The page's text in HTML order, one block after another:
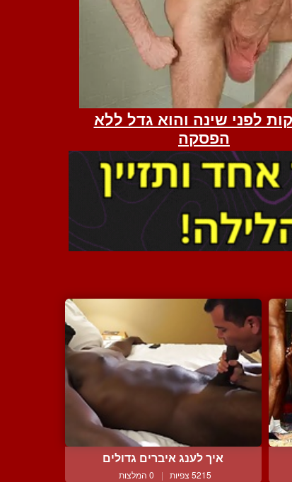
איך לענג איברים גדולים
5215 צפיות | 0 המלצות